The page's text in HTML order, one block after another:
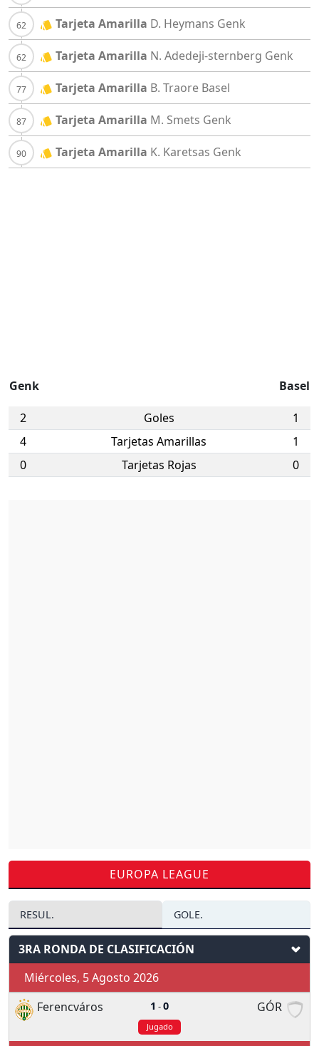
Tarjeta Amarilla D. Heymans Genk
Tarjeta Amarilla N. Adedeji-sternberg Genk
Tarjeta Amarilla B. Traore Basel
Tarjeta Amarilla M. Smets Genk
Tarjeta Amarilla K. Karetsas Genk
Genk Basel
2 Goles
1
4
Tarjetas Amarillas
1
0
Tarjetas Rojas 0
EUROPA LEAGUE
RESUL. GOLE.
3RA RONDA DE CLASIFICACIÓN
Miércoles, 5 Agosto 2026
Ferencváros
1 -0 GÓR
Jugado